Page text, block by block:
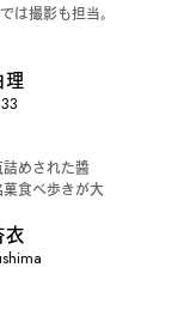
は撮影も担当。
理
めされた醬
菓食べ歩きが大
衣